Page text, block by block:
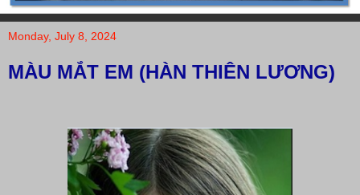
Monday, July 8, 2024
MÀU MẮT EM (HÀN THIÊN LƯƠNG)